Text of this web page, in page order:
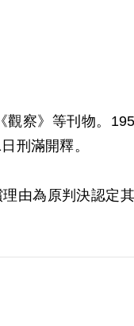
察》等刊物。
刑滿開釋。
由為原判決認定
本案非有實據。